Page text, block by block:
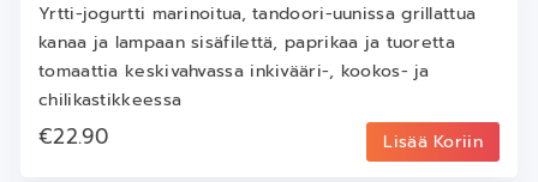
Yrtti-jogurtti marinoitua, tandoori-uunissa grillattua
kanaa ja lampaan sisäfilettä, paprikaa ja tuoretta
tomaattia keskivahvassa inkivääri-, kookos- ja
chilikastikkeessa
€22.90 Lisää Koriin